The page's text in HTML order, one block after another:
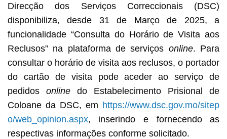
Direcção dos Serviços Correccionais (DSC)
disponibiliza, desde 31 de Março de 2025, a
funcionalidade “Consulta do Horário de Visita aos
Reclusos” na plataforma de serviços online. Para
consultar o horário de visita aos reclusos, o portador
do cartão de visita pode aceder ao serviço de
pedidos onlinedo Estabelecimento Prisional de
Coloane da DSC, em https://www.dsc.gov.mo/sitep
o/web_opinion.aspx, inserindo e fornecendo as
respectivas informações conforme solicitado.